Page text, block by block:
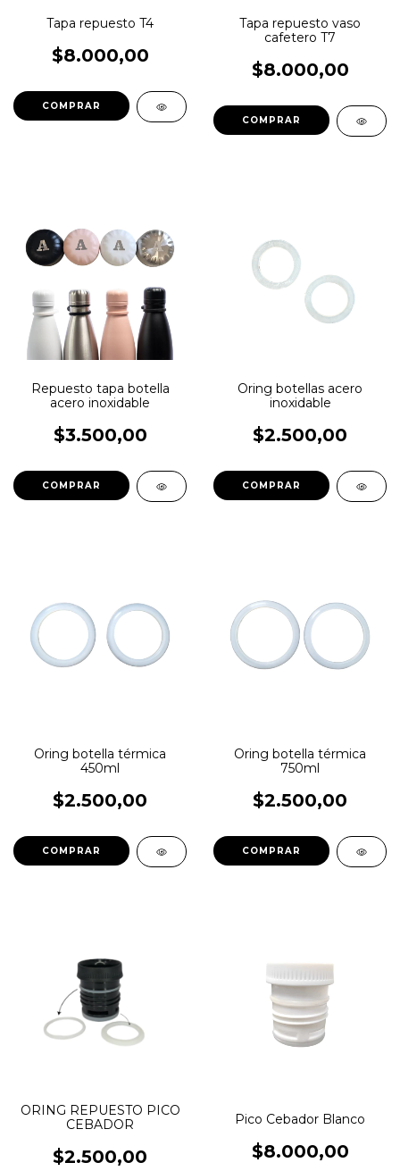
Tapa repuesto T4
$8.000,00
Tapa repuesto vaso
cafetero T7
$8.000,00
Repuesto tapa botella
acero inoxidable
$3.500,00
COMPRAR
Oring botellas acero
inoxidable
$2.500,00
Oring botella térmica
450ml
$2.500,00
Oring botella térmica
750ml
$2.500,00
ORING REPUESTO PICO
CEBADOR
$2.500,00
Pico Cebador Blanco
$8.000,00